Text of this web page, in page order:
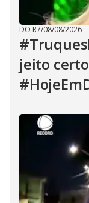
DO R7/08/08/2026
jeito